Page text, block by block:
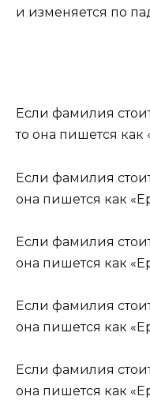
и изменяется по
Если фамилия
то она пишется как
Если фамилия
она пишется как
Если фамилия
она пишется как
Если фамилия
она пишется как
Если фамилия
она пишется как